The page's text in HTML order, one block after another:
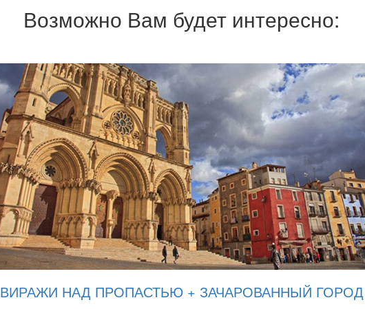
Возможно Вам будет интересно:
ВИРАЖИ НАД ПРОПАСТЬЮ + ЗАЧАРОВАННЫЙ ГОРОД